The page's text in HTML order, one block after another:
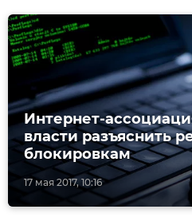
17 мая 2017, 10:16
Интернет-
власти разъяснить
блокировкам